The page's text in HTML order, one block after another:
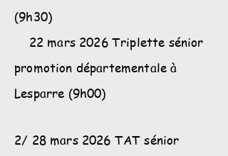
(9h30)
22 mars 2026 Triplette sénior
promotion départementale à
Lesparre (9h00)
2/ 28 mars 2026 TAT sénior